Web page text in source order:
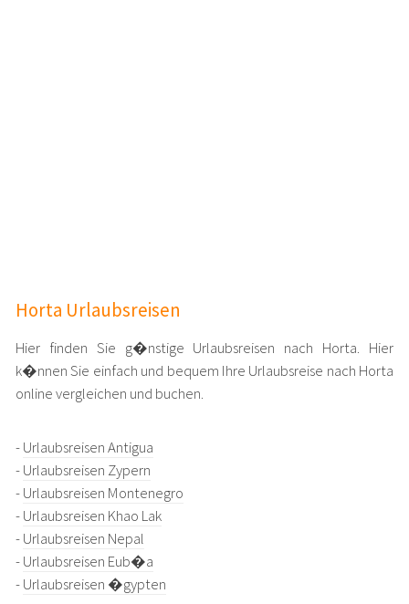
Horta Urlaubsreisen
Hier finden Sie g�nstige Urlaubsreisen nach Horta. Hier
k�nnen Sie einfach und bequem Ihre Urlaubsreise nach Horta
online vergleichen und buchen.
-Urlaubsreisen Antigua
-Urlaubsreisen Zypern
-Urlaubsreisen Montenegro
-Urlaubsreisen Khao Lak
-Urlaubsreisen Nepal
-Urlaubsreisen Eub�a
-Urlaubsreisen �gypten